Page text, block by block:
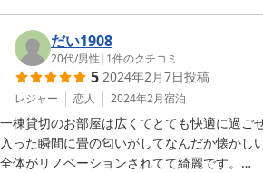
過ごして頂けるよう工夫してまいります。
ください。お待ちしております。
2024-04-09
だい1908
20代/男性 | 1件のクチコミ
5 2024年2月7日投稿
レジャー 恋人 2024年2月宿泊
一棟貸切のお部屋は広くてとても快適に過ご
入った瞬間に畳の匂いがしてなんだか懐かし
全体がリノベーションされてて綺麗です。